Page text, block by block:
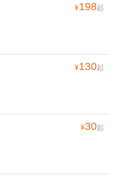
¥198起
¥130起
¥30起